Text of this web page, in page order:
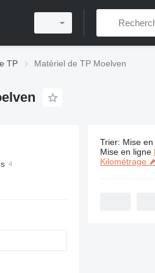
TP Matériel de TP Moelven
5
Trier: Mise
Mise en ligne
Kilométrage ⬈